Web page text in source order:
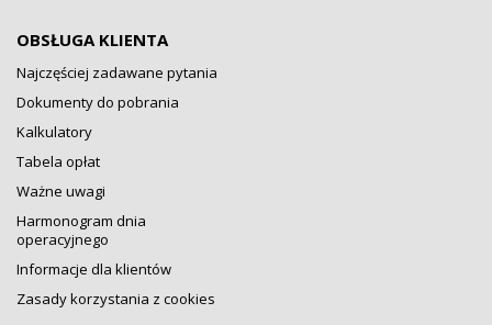
OBSŁUGA KLIENTA
Najczęściej zadawane pytania
Dokumenty do pobrania
Kalkulatory
Tabela opłat
Ważne uwagi
Harmonogram dnia
operacyjnego
Informacje dla klientów
Zasady korzystania z cookies